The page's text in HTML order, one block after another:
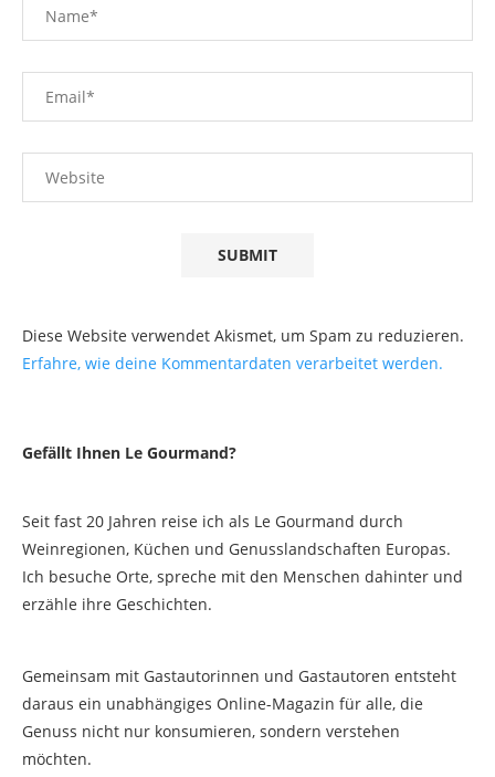
Diese Website verwendet Akismet, um Spam zu reduzieren.
Erfahre, wie deine Kommentardaten verarbeitet werden.
Gefällt Ihnen Le Gourmand?
Seit fast 20 Jahren reise ich als Le Gourmand durch
Weinregionen, Küchen und Genusslandschaften Europas.
Ich besuche Orte, spreche mit den Menschen dahinter und
erzähle ihre Geschichten.
Gemeinsam mit Gastautorinnen und Gastautoren entsteht
daraus ein unabhängiges Online-Magazin für alle, die
Genuss nicht nur konsumieren, sondern verstehen
möchten.